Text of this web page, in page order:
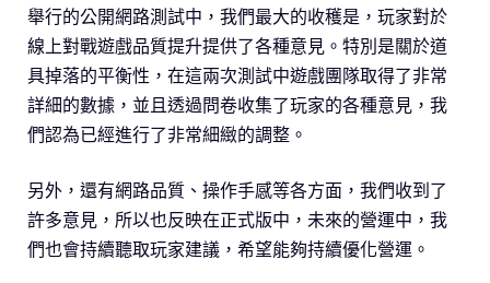
舉行的公開網路測試中，我們最大的收穫是，玩家對於
線上對戰遊戲品質提升提供了各種意見。特別是關於道
具掉落的平衡性，在這兩次測試中遊戲團隊取得了非常
詳細的數據，並且透過問卷收集了玩家的各種意見，我
們認為已經進行了非常細緻的調整。
另外，還有網路品質、操作手感等各方面，我們收到了
許多意見，所以也反映在正式版中，未來的營運中，我
們也會持續聽取玩家建議，希望能夠持續優化營運。